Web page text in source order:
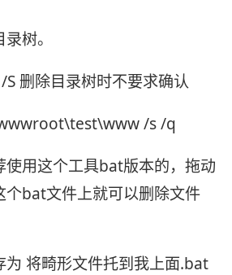
树。
删除目录树时不要求确认
/s /q
使用这个工具bat版本的，拖动
个bat文件上就可以删除文件
为 将畸形文件托到我上面.bat